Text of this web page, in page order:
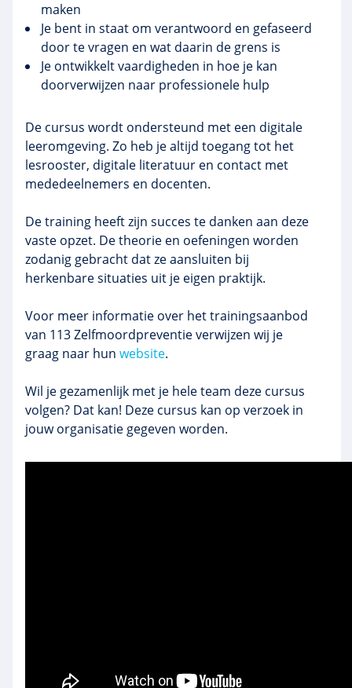
maken
Je bent in staat om verantwoord en gefaseerd
door te vragen en wat daarin de grens is
Je ontwikkelt vaardigheden in hoe je kan
doorverwijzen naar professionele hulp
De cursus wordt ondersteund met een digitale
leeromgeving. Zo heb je altijd toegang tot het
lesrooster, digitale literatuur en contact met
mededeelnemers en docenten.
De training heeft zijn succes te danken aan deze
vaste opzet. De theorie en oefeningen worden
zodanig gebracht dat ze aansluiten bij
herkenbare situaties uit je eigen praktijk.
Voor meer informatie over het trainingsaanbod
van 113 Zelfmoordpreventie verwijzen wij je
graag naar hun website.
Wil je gezamenlijk met je hele team deze cursus
volgen? Dat kan! Deze cursus kan op verzoek in
jouw organisatie gegeven worden.